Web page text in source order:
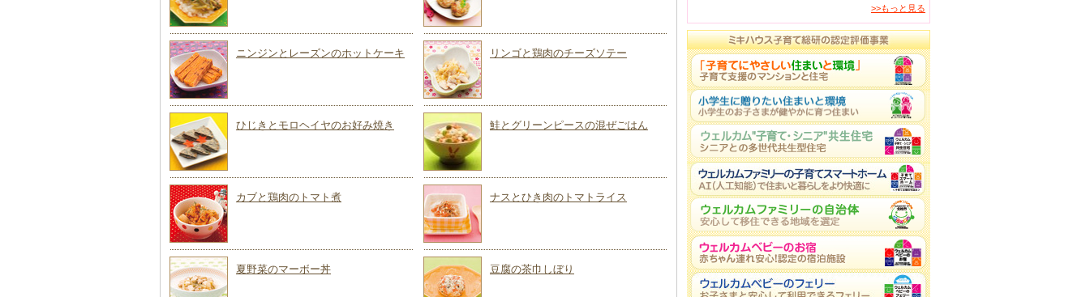
ニンジンとレーズンのホットケーキ リンゴと鶏肉のチーズソテー
ひじきとモロヘイヤのお好み焼き 鮭とグリーンピースの混ぜごはん
カブと鶏肉のトマト煮 ナスとひき肉のトマトライス
夏野菜のマーボー丼 豆腐の茶巾しぼり
>>もっと見る